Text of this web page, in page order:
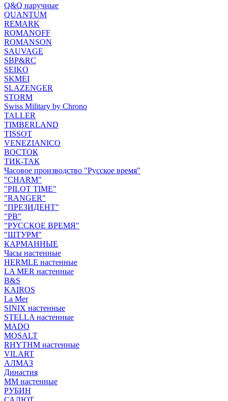
Q&Q наручные
QUANTUM
REMARK
ROMANOFF
ROMANSON
SAUVAGE
SBP&RC
SEIKO
SKMEI
SLAZENGER
STORM
Swiss Military by Chrono
TALLER
TIMBERLAND
TISSOT
VENEZIANICO
ВОСТОК
ТИК-ТАК
Часовое производство "Русское время"
"CHARM"
"PILOT TIME"
"RANGER"
"ПРЕЗИДЕНТ"
"РВ"
"РУССКОЕ ВРЕМЯ"
"ШТУРМ"
КАРМАННЫЕ
Часы настенные
HERMLE настенные
LA MER настенные
B&S
KAIROS
La Mer
SINIX настенные
STELLA настенные
MADO
MOSALT
RHYTHM настенные
VILART
АЛМАЗ
Династия
ММ настенные
РУБИН